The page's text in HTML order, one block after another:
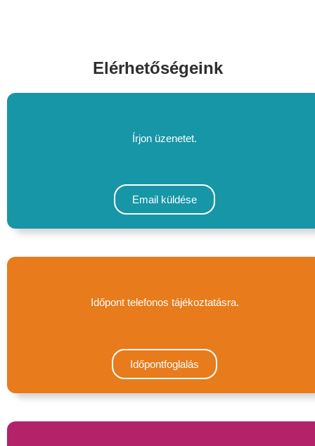
Elérhetőségeink
Írjon üzenetet.
Email küldése
Időpont telefonos tájékoztatásra.
Időpontfoglalás